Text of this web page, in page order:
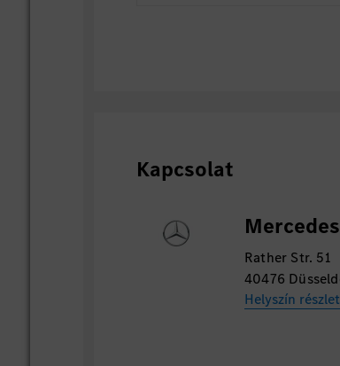
Kapcsolat
Rather Str. 51
40476
Helyszín